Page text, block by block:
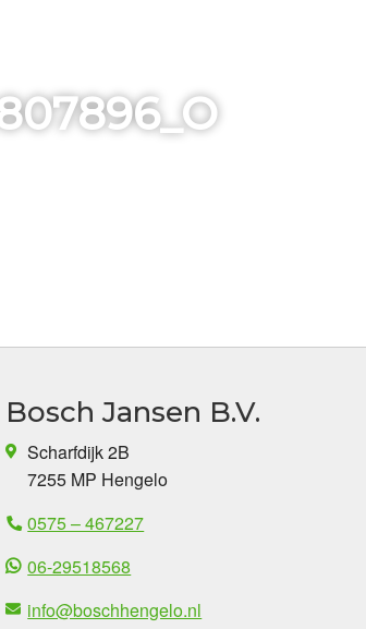
Bosch Jansen B.V.
Scharfdijk 2B
7255 MP Hengelo
0575 – 467227
06-29518568
info@boschhengelo.nl